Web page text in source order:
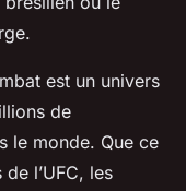
est un univers
de
le monde. Que ce
l’UFC, les